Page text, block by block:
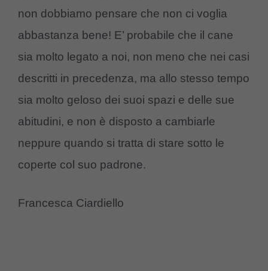
non dobbiamo pensare che non ci voglia
abbastanza bene! E’ probabile che il cane
sia molto legato a noi, non meno che nei casi
descritti in precedenza, ma allo stesso tempo
sia molto geloso dei suoi spazi e delle sue
abitudini, e non è disposto a cambiarle
neppure quando si tratta di stare sotto le
coperte col suo padrone.
Francesca Ciardiello